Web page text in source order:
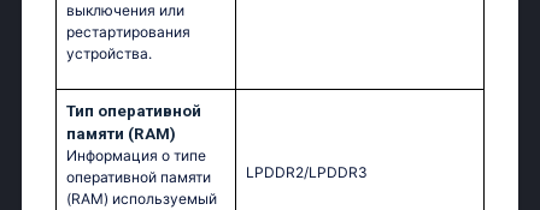
выключения или
рестартирования
устройства.
Тип оперативной
памяти (RAM)
Информация о типе
оперативной памяти
(RAM) используемый
LPDDR2/LPDDR3